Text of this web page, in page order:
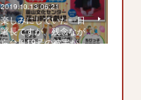
2019.10.13 06:21
楽しみにしていた一日
署長ですが、残念なが
ら台風19号の被害が…